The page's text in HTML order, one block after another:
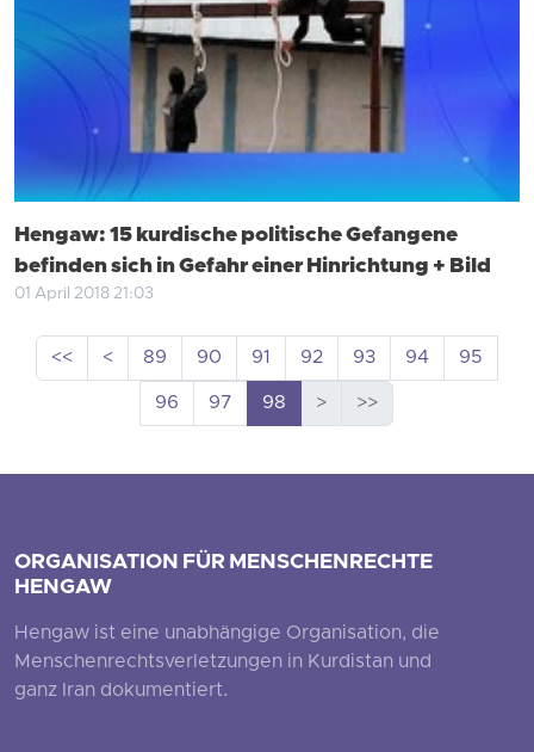
Hengaw: 15 kurdische politische Gefangene
befinden sich in Gefahr einer Hinrichtung + Bild
01 April 2018 21:03
<< < 89 90 91 92 93 94
95
96
97 98 > >>
ORGANISATION FÜR MENSCHENRECHTE
HENGAW
Hengaw ist eine unabhängige Organisation, die
Menschenrechtsverletzungen in Kurdistan und
ganz Iran dokumentiert.